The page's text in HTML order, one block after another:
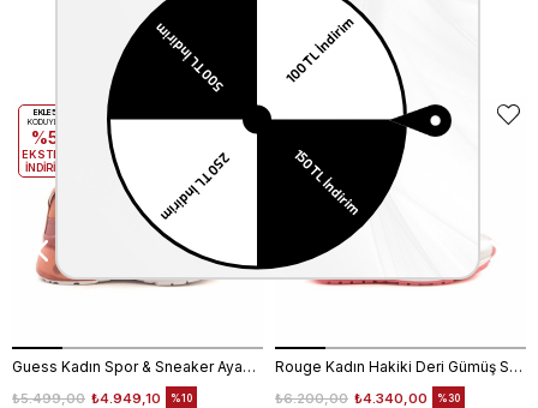
Benzer Ürünler
Guess Kadın Spor & Sneaker Ayakkabı FL6T2CELE12
₺4.949,10
₺5.499,00 %10
EKLE5
KODUYLA
%5
EKSTRA
İNDİRİM
Rouge Kadın Hakiki Deri Gümüş Spor & Sneaker Ayakkabı
₺4.340,00
₺6.200,00 %30
KODUYLA
EKSTRA
İNDİRİM